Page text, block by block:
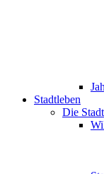
Stadtleben
Die Stadt